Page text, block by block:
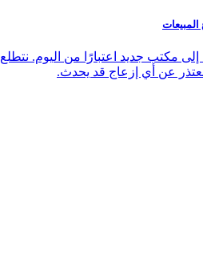
المبيعات
انتقل فرع مبيعات Sikes إلى مكتب جديد اعتبارًا من اليوم. نتطلع
عن أي إزعاج قد يحدث.